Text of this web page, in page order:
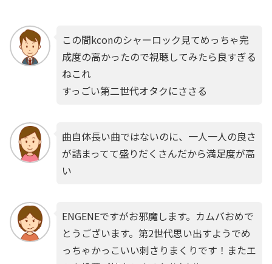
この間kconのシャーロック見てめっちゃ完
成度の高かったので視聴してみたら良すぎる
ねこれ
すっごい第二世代オタクにささる
曲自体長い曲ではないのに、一人一人の良さ
が詰まってて盛りだくさんだから満足度が高
い
ENGENEですがお邪魔します。カムバおめで
とうございます。第2世代思い出すようでめ
っちゃかっこいい刺さりまくりです！またエ